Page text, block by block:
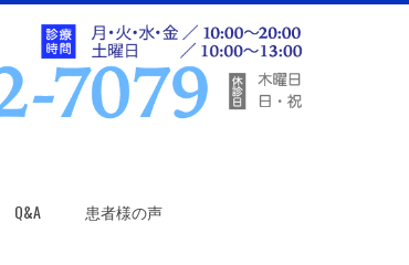
Q&A
患者様の声